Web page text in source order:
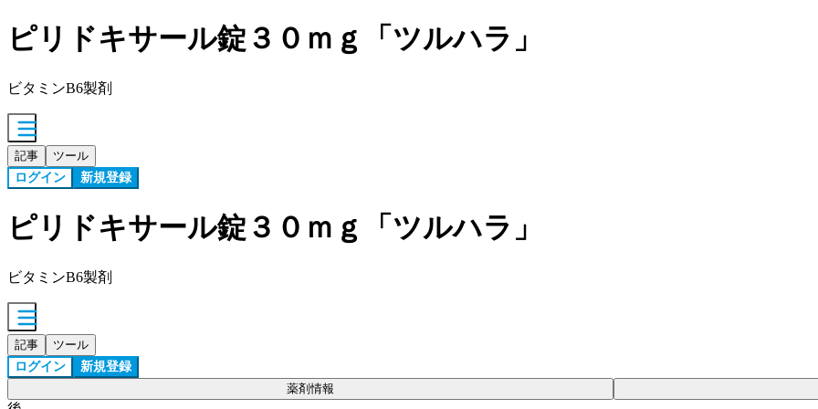
ピリドキサール錠３０ｍｇ「ツルハラ」
ビタミンB6製剤
記事 ツール
ログイン 新規登録
ピリドキサール錠３０ｍｇ「ツルハラ」
ビタミンB6製剤
記事 ツール
ログイン 新規登録
薬剤情報